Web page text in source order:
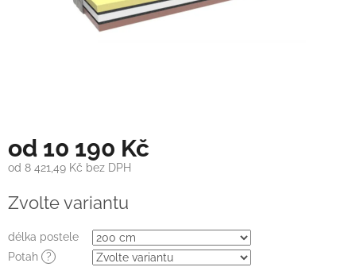
od 10 190 Kč
od 8 421,49 Kč bez DPH
cena:
Zvolte variantu
délka postele
Potah
?